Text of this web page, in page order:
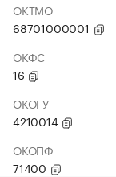
ОКТМО
68701000001
ОКФС
16
ОКОГУ
4210014
ОКОПФ
71400